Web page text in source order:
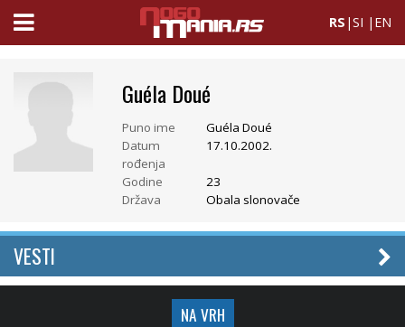
RS |SI | EN
Guéla Doué
Puno ime
Guéla Doué
Datum
rođenja
17.10.2002.
Godine
23
Država
Obala slonovače
VESTI
NA VRH